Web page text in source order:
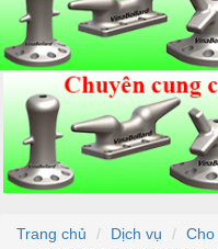
Trang chủ Dịch vụ